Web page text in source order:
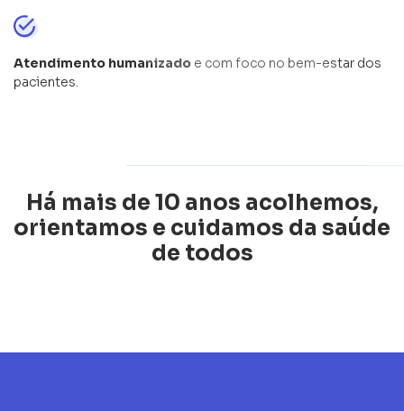
Atendimento humanizado e com foco no bem-estar dos
pacientes.
Há mais de 10 anos acolhemos,
orientamos e cuidamos da saúde
de todos